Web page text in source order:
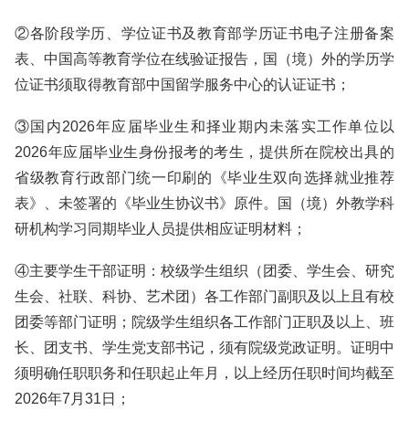
②各阶段学历、学位证书及教育部学历证书电子注册备案
表、中国高等教育学位在线验证报告，国（境）外的学历学
位证书须取得教育部中国留学服务中心的认证证书；
③国内2026年应届毕业生和择业期内未落实工作单位以
2026年应届毕业生身份报考的考生，提供所在院校出具的
省级教育行政部门统一印刷的《毕业生双向选择就业推荐
表》、未签署的《毕业生协议书》原件。国（境）外教学科
研机构学习同期毕业人员提供相应证明材料；
④主要学生干部证明：校级学生组织（团委、学生会、研究
生会、社联、科协、艺术团）各工作部门副职及以上且有校
团委等部门证明；院级学生组织各工作部门正职及以上、班
长、团支书、学生党支部书记，须有院级党政证明。证明中
须明确任职职务和任职起止年月，以上经历任职时间均截至
2026年7月31日；